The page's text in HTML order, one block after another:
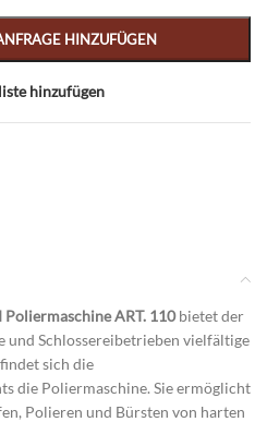
HINZUFÜGEN
hinzufügen
ART. 110bietet der
Schlossereibetrieben vielfältige
sich die
die Poliermaschine. Sie ermöglicht
Polieren und Bürsten von harten